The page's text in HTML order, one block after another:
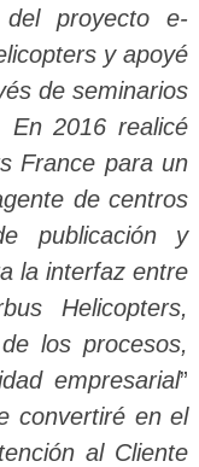
proyecto e-
y apoyé
de seminarios
En 2016 realicé
France para un
de centros
publicación y
la interfaz entre
Helicopters,
los procesos,
empresarial”
convertiré en el
al Cliente